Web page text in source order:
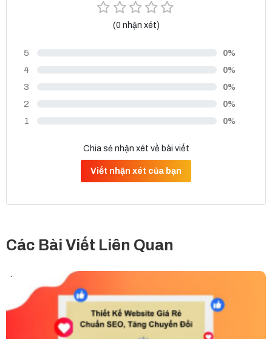
(0 nhận xét)
5 0%
4 0%
3 0%
2 0%
1 0%
Chia sẻ nhận xét về bài viết
Viết nhận xét của bạn
Các Bài Viết Liên Quan